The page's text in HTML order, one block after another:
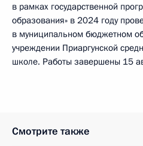
в рамках государственной
образования» в 2024 году
в муниципальном бюджетном
учреждении Приаргунской
школе. Работы завершены 15
Смотрите также